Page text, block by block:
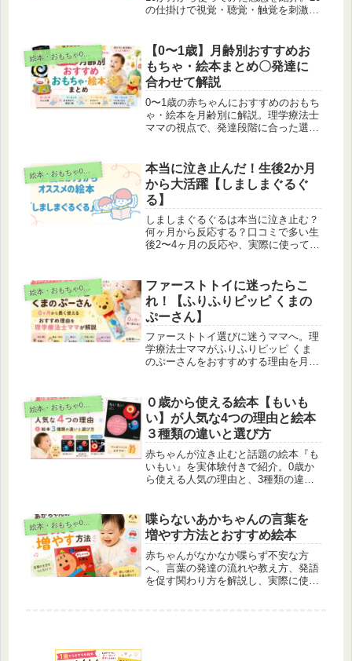
の仕掛けで視覚・聴覚・触覚を刺激
使ってできるようになったこと、注意
点も詳しくレビュー！
絵
本・おもちゃ0～1歳
【0〜1歳】月齢別おすすめお
もちゃ・絵本まとめ〇発達に
合わせて解説
0〜1歳の赤ちゃんにおすすめのおもち
ゃ・絵本を月齢別に解説。理学療法士
ママの視点で、発達段階に合った選び
を減らしたい方に。発達を促すアイテ
ムが分かります。
絵
本・おもちゃ0～1歳
本当に泣き止んだ！生後2か月
から大活躍【しましまぐるぐ
る】
しましまぐるぐるは本当に泣き止む？
何ヶ月から反応する？口コミで多い生
後2〜4ヶ月の反応や、実際に使ってみ
す。
絵
本・おもちゃ0～1歳
ファーストトイに迷ったらこ
れ！【ふりふりピッピ くまの
ぷーさん】
ファーストトイ選びに迷うママへ。理
学療法士ママがふりふりピッピ くま
のぷーさんをおすすめする理由を月齢
絵
本・おもちゃ0～1歳
０歳から使える絵本【もいも
い】が人気な4つの理由と絵本
３種類の違いと選び方
赤ちゃんが泣き止むと話題の絵本『も
いもい』を実体験付きで紹介。0歳か
ら使える人気の理由と、3種類の違
絵
本・おもちゃ0～1歳
喋らないあかちゃんの言葉を
増やす方法とおすすめ絵本
赤ちゃんがなかなか喋らず不安な方
へ。言葉の発達の流れや教え方、発語
を促す関わり方を解説し、実際に使っ